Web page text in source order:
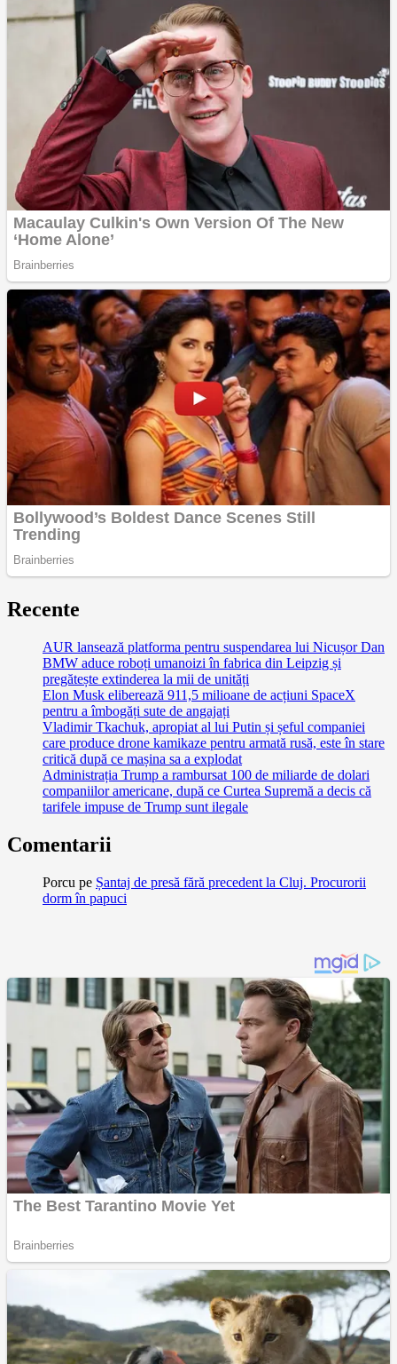
Recente
AUR lansează platforma pentru suspendarea lui Nicușor Dan
BMW aduce roboți umanoizi în fabrica din Leipzig și
pregătește extinderea la mii de unități
Elon Musk eliberează 911,5 milioane de acțiuni SpaceX
pentru a îmbogăți sute de angajați
Vladimir Tkachuk, apropiat al lui Putin și șeful companiei
care produce drone kamikaze pentru armată rusă, este în stare
critică după ce mașina sa a explodat
Administrația Trump a rambursat 100 de miliarde de dolari
companiilor americane, după ce Curtea Supremă a decis că
tarifele impuse de Trump sunt ilegale
Comentarii
Porcu pe Șantaj de presă fără precedent la Cluj. Procurorii
dorm în papuci